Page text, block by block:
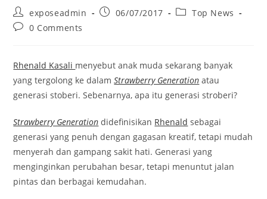
exposeadmin 06/07/2017
Top News
0 Comments
Rhenald Kasali menyebut anak muda sekarang banyak
yang tergolong ke dalamStrawberry Generation atau
generasi stoberi. Sebenarnya, apa itu generasi stroberi?
Strawberry Generation didefinisikan Rhenald sebagai
generasi yang penuh dengan gagasan kreatif, tetapi mudah
menyerah dan gampang sakit hati. Generasi yang
menginginkan perubahan besar, tetapi menuntut jalan
pintas dan berbagai kemudahan.